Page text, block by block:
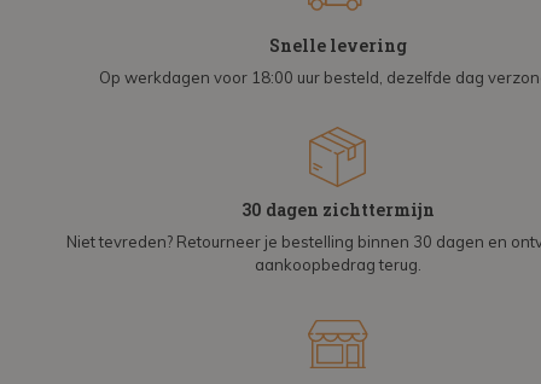
Snelle levering
Op werkdagen voor 18:00 uur besteld, dezelfde dag
30 dagen zichttermijn
Niet tevreden? Retourneer je bestelling binnen 30 dagen en
aankoopbedrag terug.